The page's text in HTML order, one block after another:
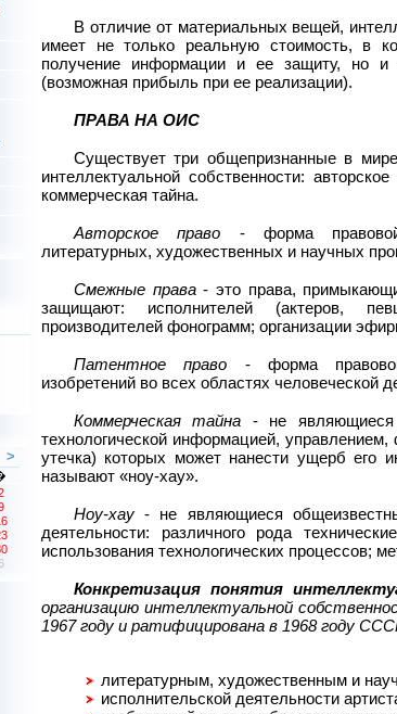
В отличие от материальных вещей,
имеет не только реальную стоимость, в
получение информации и ее защиту, но и
(возможная прибыль при ее реализации).
ПРАВА НА ОИС
Существует три общепризнанные в
интеллектуальной собственности:
коммерческая тайна.
Авторское право - форма
литературных, художественных и научных
Смежные права- это права,
защищают: исполнителей (актеров,
производителей фонограмм; организации
Патентное право - форма
изобретений во всех областях человеческой
Коммерческая тайна - не являющиеся
технологической информацией,
утечка) которых может нанести ущерб его
называют «ноу-хау».
Ноу-хау - не являющиеся
деятельности: различного рода
использования технологических процессов;
Конкретизация понятия
организацию интеллектуальной
1967 году и ратифицирована в 1968 году
литературным, художественным и
исполнительской деятельности